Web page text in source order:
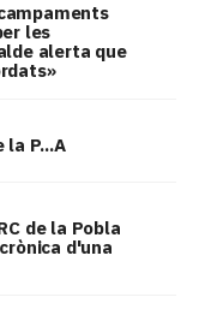
les
alerta que
la P...A
de la Pobla
d'una